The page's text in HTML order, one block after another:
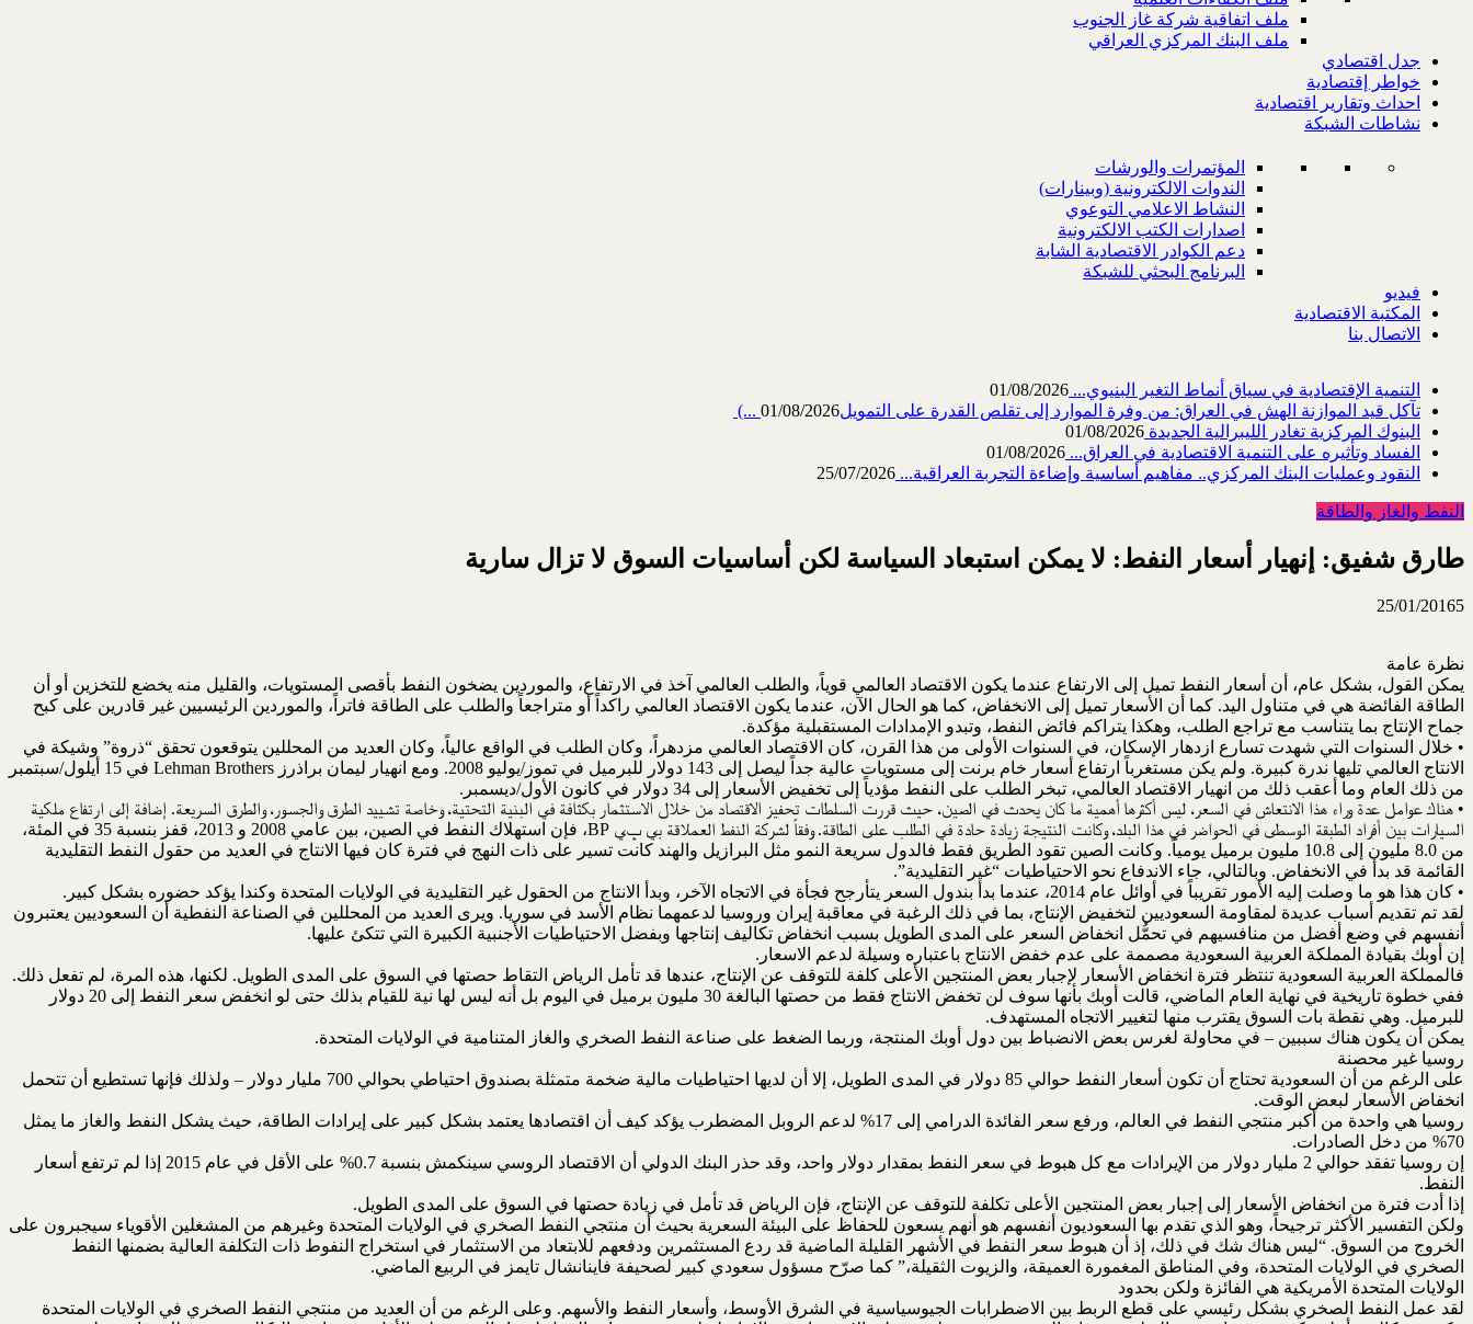
ملف اتفاقية شركة غاز الجنوب
ملف البنك المركزي العراقي
جدل اقتصادي
خواطر إقتصادية
احداث وتقارير اقتصادية
نشاطات الشبكة
المؤتمرات والورشات
الندوات الالكترونية (وبينارات)
النشاط الاعلامي التوعوي
اصدارات الكتب الالكترونية
دعم الكوادر الاقتصادية الشابة
البرنامج البحثي للشبكة
فيديو
المكتبة الاقتصادية
الاتصال بنا
التنمية الإقتصادية في سياق أنماط التغير البنيوي... 01/08/2026
تآكل قيد الموازنة الهش في العراق: من وفرة الموارد إلى تقلص القدرة على التمويل‎ (...01/08/2026
البنوك المركزية تغادر الليبرالية الجديدة 01/08/2026
الفساد وتأثيره على التنمية الاقتصادية في العراق... 01/08/2026
النقود وعمليات البنك المركزي.. مفاهيم أساسية وإضاءة التجربة العراقية... 25/07/2026
النفط والغاز والطاقة
طارق شفيق: إنهيار أسعار النفط: لا يمكن استبعاد السياسة لكن أساسيات السوق لا تزال سارية
25/01/20165
نظرة عامة
يمكن القول، بشكل عام، أن أسعار النفط تميل إلى الارتفاع عندما يكون الاقتصاد العالمي قوياً، والطلب العالمي آخذ في الارتفاع، والموردين يضخون النفط بأقصى المستويات، والقليل منه يخضع للتخزين أو أن
الطاقة الفائضة هي في متناول اليد. كما أن الأسعار تميل إلى الانخفاض، كما هو الحال الآن، عندما يكون الاقتصاد العالمي راكداً أو متراجعاً والطلب على الطاقة فاتراً، والموردين الرئيسيين غير قادرين على كبح
جماح الإنتاج بما يتناسب مع تراجع الطلب، وهكذا يتراكم فائض النفط، وتبدو الإمدادات المستقبلية مؤكدة.
• خلال السنوات التي شهدت تسارع ازدهار الإسكان، في السنوات الأولى من هذا القرن، كان الاقتصاد العالمي مزدهراً، وكان الطلب في الواقع عالياً، وكان العديد من المحللين يتوقعون تحقق “ذروة” وشيكة في
الانتاج العالمي تليها ندرة كبيرة. ولم يكن مستغرباً ارتفاع أسعار خام برنت إلى مستويات عالية جداً ليصل إلى 143 دولار للبرميل في تموز/يوليو 2008. ومع انهيار ليمان براذرز Lehman Brothers في 15 أيلول/سبتمبر
من ذلك العام وما أعقب ذلك من انهيار الاقتصاد العالمي، تبخر الطلب على النفط مؤدياً إلى تخفيض الأسعار إلى 34 دولار في كانون الأول/ديسمبر.
• هناك عوامل عدة وراء هذا الانتعاش في السعر، ليس أكثرها أهمية ما كان يحدث في الصين، حيث قررت السلطات تحفيز الاقتصاد من خلال الاستثمار بكثافة في البنية التحتية، وخاصة تشييد الطرق والجسور، والطرق السريعة. إضافة إلى ارتفاع ملكية
السيارات بين أفراد الطبقة الوسطى في الحواضر في هذا البلد، وكانت النتيجة زيادة حادة في الطلب على الطاقة. وفقاً لشركة النفط العملاقة بي ݒي BP، فإن استهلاك النفط في الصين، بين عامي 2008 و 2013، قفز بنسبة 35 في المئة،
من 8.0 مليون إلى 10.8 مليون برميل يومياً. وكانت الصين تقود الطريق فقط فالدول سريعة النمو مثل البرازيل والهند كانت تسير على ذات النهج في فترة كان فيها الانتاج في العديد من حقول النفط التقليدية
القائمة قد بدأ في الانخفاض. وبالتالي، جاء الاندفاع نحو الاحتياطيات “غير التقليدية”.
• كان هذا هو ما وصلت إليه الأمور تقريباً في أوائل عام 2014، عندما بدأ بندول السعر يتأرجح فجأة في الاتجاه الآخر، وبدأ الانتاج من الحقول غير التقليدية في الولايات المتحدة وكندا يؤكد حضوره بشكل كبير.
لقد تم تقديم أسباب عديدة لمقاومة السعوديين لتخفيض الإنتاج، بما في ذلك الرغبة في معاقبة إيران وروسيا لدعمهما نظام الأسد في سوريا. ويرى العديد من المحللين في الصناعة النفطية أن السعوديين يعتبرون
أنفسهم في وضع أفضل من منافسيهم في تحمُّل انخفاض السعر على المدى الطويل بسبب انخفاض تكاليف إنتاجها وبفضل الاحتياطيات الأجنبية الكبيرة التي تتكئ عليها.
إن أوبك بقيادة المملكة العربية السعودية مصممة على عدم خفض الانتاج باعتباره وسيلة لدعم الاسعار.
فالمملكة العربية السعودية تنتظر فترة انخفاض الأسعار لإجبار بعض المنتجين الأعلى كلفة للتوقف عن الإنتاج، عندها قد تأمل الرياض التقاط حصتها في السوق على المدى الطويل. لكنها، هذه المرة، لم تفعل ذلك.
ففي خطوة تاريخية في نهاية العام الماضي، قالت أوبك بأنها سوف لن تخفض الانتاج فقط من حصتها البالغة 30 مليون برميل في اليوم بل أنه ليس لها نية للقيام بذلك حتى لو انخفض سعر النفط إلى 20 دولار
للبرميل. وهي نقطة بات السوق يقترب منها لتغيير الاتجاه المستهدف.
يمكن أن يكون هناك سببين – في محاولة لغرس بعض الانضباط بين دول أوبك المنتجة، وربما الضغط على صناعة النفط الصخري والغاز المتنامية في الولايات المتحدة.
روسيا غير محصنة
على الرغم من أن السعودية تحتاج أن تكون أسعار النفط حوالي 85 دولار في المدى الطويل، إلا أن لديها احتياطيات مالية ضخمة متمثلة بصندوق احتياطي بحوالي 700 مليار دولار – ولذلك فإنها تستطيع أن تتحمل
انخفاض الأسعار لبعض الوقت.
روسيا هي واحدة من أكبر منتجي النفط في العالم، ورفع سعر الفائدة الدرامي إلى 17% لدعم الروبل المضطرب يؤكد كيف أن اقتصادها يعتمد بشكل كبير على إيرادات الطاقة، حيث يشكل النفط والغاز ما يمثل
70% من دخل الصادرات.
إن روسيا تفقد حوالي 2 مليار دولار من الإيرادات مع كل هبوط في سعر النفط بمقدار دولار واحد، وقد حذر البنك الدولي أن الاقتصاد الروسي سينكمش بنسبة 0.7% على الأقل في عام 2015 إذا لم ترتفع أسعار
النفط.
إذا أدت فترة من انخفاض الأسعار إلى إجبار بعض المنتجين الأعلى تكلفة للتوقف عن الإنتاج، فإن الرياض قد تأمل في زيادة حصتها في السوق على المدى الطويل.
ولكن التفسير الأكثر ترجيحاً، وهو الذي تقدم بها السعوديون أنفسهم هو أنهم يسعون للحفاظ على البيئة السعرية بحيث أن منتجي النفط الصخري في الولايات المتحدة وغيرهم من المشغلين الأقوياء سيجبرون على
الخروج من السوق. “ليس هناك شك في ذلك، إذ أن هبوط سعر النفط في الأشهر القليلة الماضية قد ردع المستثمرين ودفعهم للابتعاد من الاستثمار في استخراج النفوط ذات التكلفة العالية بضمنها النفط
الصخري في الولايات المتحدة، وفي المناطق المغمورة العميقة، والزيوت الثقيلة،” كما صرّح مسؤول سعودي كبير لصحيفة فاينانشال تايمز في الربيع الماضي.
الولايات المتحدة الأمريكية هي الفائزة ولكن بحدود
لقد عمل النفط الصخري بشكل رئيسي على قطع الربط بين الاضطرابات الجيوسياسية في الشرق الأوسط، وأسعار النفط والأسهم. وعلى الرغم من أن العديد من منتجي النفط الصخري في الولايات المتحدة